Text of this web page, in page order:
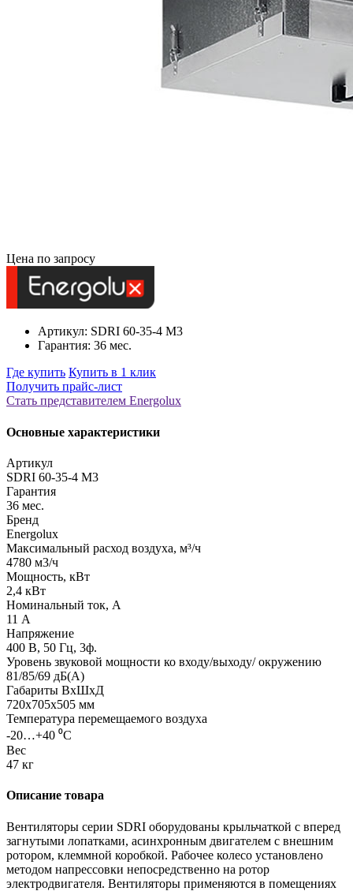
Цена по запросу
Артикул: SDRI 60-35-4 M3
Гарантия: 36 мес.
Где купить Купить в 1 клик
Получить прайс-лист
Стать представителем Еnergolux
Основные характеристики
Артикул
SDRI 60-35-4 M3
Гарантия
36 мес.
Бренд
Energolux
Максимальный расход воздуха, м³/ч
4780 м3/ч
Мощность, кВт
2,4 кВт
Номинальный ток, А
11 А
Напряжение
400 В, 50 Гц, 3ф.
Уровень звуковой мощности ко входу/выходу/ окружению
81/85/69 дБ(А)
Габариты ВхШхД
720x705x505 мм
Температура перемещаемого воздуха
-20…+40 ⁰С
Вес
47 кг
Описание товара
Вентиляторы серии SDRI оборудованы крыльчаткой с вперед
загнутыми лопатками, асинхронным двигателем с внешним
ротором, клеммной коробкой. Рабочее колесо установлено
методом напрессовки непосредственно на ротор
электродвигателя. Вентиляторы применяются в помещениях